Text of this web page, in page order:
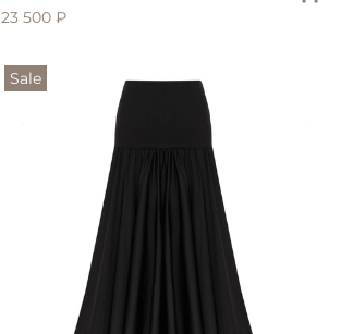
23 500 ₽
Sale